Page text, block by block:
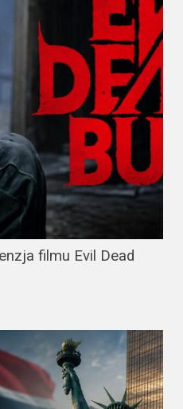
filmu Evil Dead